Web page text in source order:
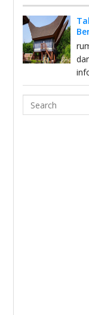
Search